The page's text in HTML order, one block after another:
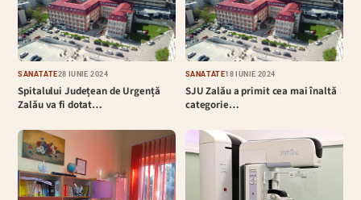
SĂNĂTATE28 IUNIE 2024
Spitalului Județean de Urgență
Zalău va fi dotat…
SĂNĂTATE18 IUNIE 2024
SJU Zalău a primit cea mai înaltă
categorie…